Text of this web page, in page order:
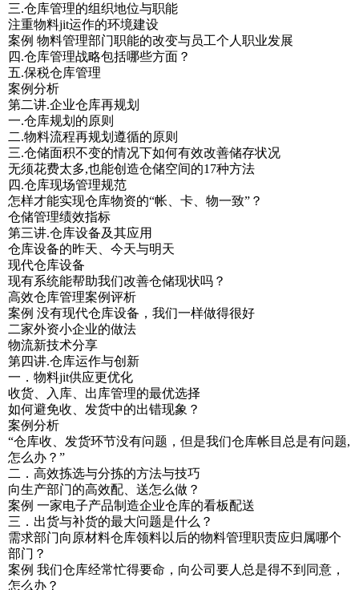
三.仓库管理的组织地位与职能
注重物料jit运作的环境建设
案例 物料管理部门职能的改变与员工个人职业发展
四.仓库管理战略包括哪些方面？
五.保税仓库管理
案例分析
第二讲.企业仓库再规划
一.仓库规划的原则
二.物料流程再规划遵循的原则
三.仓储面积不变的情况下如何有效改善储存状况
无须花费太多,也能创造仓储空间的17种方法
四.仓库现场管理规范
怎样才能实现仓库物资的“帐、卡、物一致”？
仓储管理绩效指标
第三讲.仓库设备及其应用
仓库设备的昨天、今天与明天
现代仓库设备
现有系统能帮助我们改善仓储现状吗？
高效仓库管理案例评析
案例 没有现代仓库设备，我们一样做得很好
二家外资小企业的做法
物流新技术分享
第四讲.仓库运作与创新
一．物料jit供应更优化
收货、入库、出库管理的最优选择
如何避免收、发货中的出错现象？
案例分析
“仓库收、发货环节没有问题，但是我们仓库帐目总是有问题,
怎么办？”
二．高效拣选与分拣的方法与技巧
向生产部门的高效配、送怎么做？
案例 一家电子产品制造企业仓库的看板配送
三．出货与补货的最大问题是什么？
需求部门向原材料仓库领料以后的物料管理职责应归属哪个
部门？
案例 我们仓库经常忙得要命，向公司要人总是得不到同意，
怎么办？